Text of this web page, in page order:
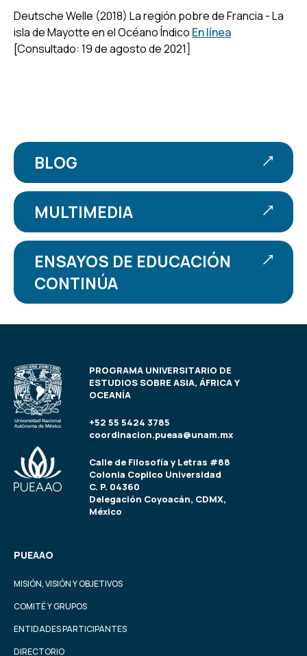
Deutsche Welle (2018) La región pobre de Francia - La
isla de Mayotte en el Océano Índico En línea
[Consultado: 19 de agosto de 2021]
BLOG
MULTIMEDIA
ENSAYOS DE EDUCACIÓN
CONTINÚA
PROGRAMA UNIVERSITARIO DE
ESTUDIOS SOBRE ASIA, ÁFRICA Y
OCEANÍA
+52 55 5424 3785
coordinacion.pueaa@unam.mx
Calle de Filosofía y Letras #88
Colonia Copilco Universidad
C. P. 04360
Delegación Coyoacán, CDMX,
México
PUEAAO
MISIÓN, VISIÓN Y OBJETIVOS
COMITÉ Y GRUPOS
ENTIDADES PARTICIPANTES
DIRECTORIO